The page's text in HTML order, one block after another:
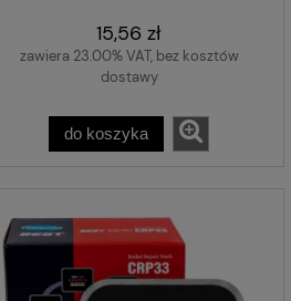
15,56 zł
zawiera 23.00% VAT, bez kosztów
dostawy
do koszyka